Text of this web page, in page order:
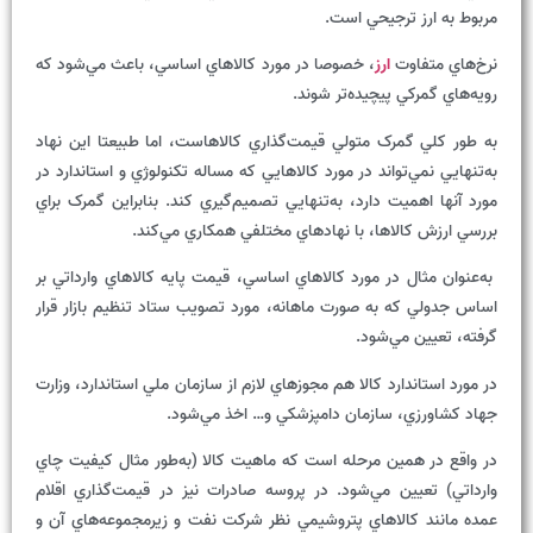
مربوط به ارز ترجيحي است.
نرخ‌هاي متفاوتارز، خصوصا در مورد کالاهاي اساسي، باعث مي‌شود که
رويه‌هاي گمرکي پيچيده‌تر شوند.
به طور کلي گمرک متولي قيمت‌گذاري کالاهاست، اما طبيعتا اين نهاد
به‌تنهايي نمي‌تواند در مورد کالاهايي که مساله تکنولوژي و استاندارد در
مورد آنها اهميت دارد، به‌تنهايي تصميم‌گيري کند. بنابراين گمرک براي
بررسي ارزش کالاها، با نهادهاي مختلفي همکاري مي‌کند.
به‌عنوان مثال در مورد کالاهاي اساسي، قيمت پايه کالاهاي وارداتي بر
اساس جدولي که به صورت ماهانه، مورد تصويب ستاد تنظيم بازار قرار
گرفته، تعيين مي‌شود.
در مورد استاندارد کالا هم مجوزهاي لازم از سازمان ملي استاندارد، وزارت
جهاد کشاورزي، سازمان دامپزشکي و… اخذ مي‌شود.
در واقع در همين مرحله است که ماهيت کالا (به‌طور مثال کيفيت چاي
وارداتي) تعيين مي‌شود. در پروسه صادرات نيز در قيمت‌گذاري اقلام
عمده مانند کالاهاي پتروشيمي نظر شرکت نفت و زيرمجموعه‌هاي آن و